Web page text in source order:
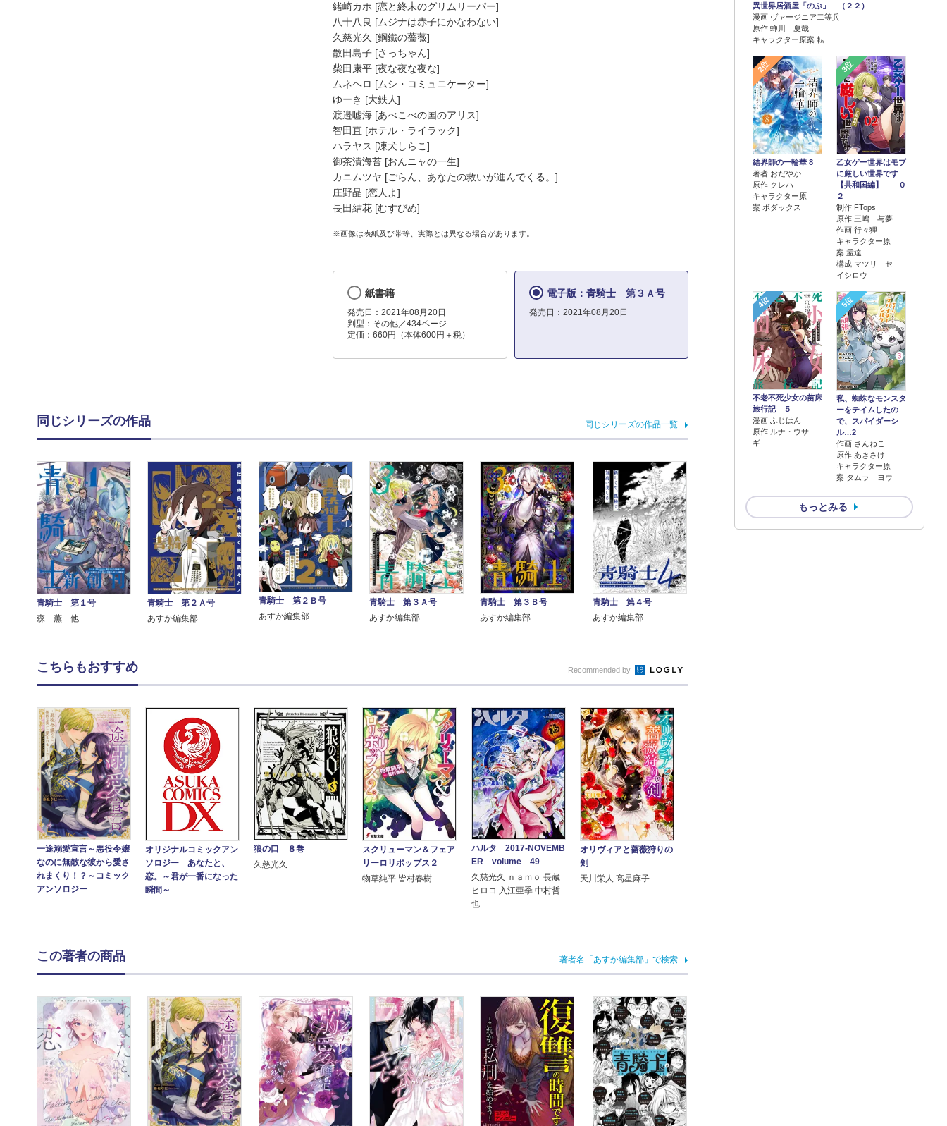
緒崎カホ [恋と終末のグリムリーパー]
八十八良 [ムジナは赤子にかなわない]
久慈光久 [鋼鐵の薔薇]
散田島子 [さっちゃん]
柴田康平 [夜な夜な夜な]
ムネヘロ [ムシ・コミュニケーター]
ゆーき [大鉄人]
渡邉嘘海 [あべこべの国のアリス]
智田直 [ホテル・ライラック]
ハラヤス [凍犬しらこ]
御茶漬海苔 [おんニャの一生]
カニムツヤ [ごらん、あなたの救いが進んでくる。]
庄野晶 [恋人よ]
長田結花 [むすびめ]
※画像は表紙及び帯等、実際とは異なる場合があります。
紙書籍
発売日：2021年08月20日
判型：その他／434ページ
定価：660円（本体600円＋税）
電子版：青騎士 第３Ａ号
発売日：2021年08月20日
同じシリーズの作品 同じシリーズの作品一覧
青騎士 第１号
森 薫 他
青騎士 第２Ａ号
あすか編集部
青騎士 第２Ｂ号
あすか編集部
青騎士 第３Ａ号
あすか編集部
青騎士 第３Ｂ号
あすか編集部
青騎士 第４号
あすか編集部
異世界居酒屋「のぶ」 （２２）
漫画 ヴァージニア二等兵
原作 蝉川 夏哉
キャラクター原案 転
2位
結界師の一輪華 8
著者 おだやか
原作 クレハ
キャラクター原
案 ボダックス
3位
乙女ゲー世界はモブ
に厳しい世界です
【共和国編】 ０
２
制作 FTops
原作 三嶋 与夢
作画 行々狸
キャラクター原
案 孟達
構成 マツリ セ
イシロウ
4位
不老不死少女の苗床
旅行記 ５
漫画 ふじはん
原作 ルナ・ウサ
ギ
5位
私、蜘蛛なモンスタ
ーをテイムしたの
で、スパイダーシ
ル…2
作画 さんねこ
原作 あきさけ
キャラクター原
案 タムラ ヨウ
もっとみる
こちらもおすすめ Recommended by
一途溺愛宣言～悪役令嬢
なのに無敵な彼から愛さ
れまくり！？～コミック
アンソロジー
オリジナルコミックアン
ソロジー あなたと、
恋。～君が一番になった
瞬間～
狼の口 ８巻
久慈光久
スクリューマン＆フェア
リーロリポップス２
物草純平 皆村春樹
ハルタ 2017-NOVEMB
ER volume 49
久慈光久 ｎａｍｏ 長蔵
ヒロコ 入江亜季 中村哲
也
オリヴィアと薔薇狩りの
剣
天川栄人 高星麻子
この著者の商品 著者名「あすか編集部」で検索